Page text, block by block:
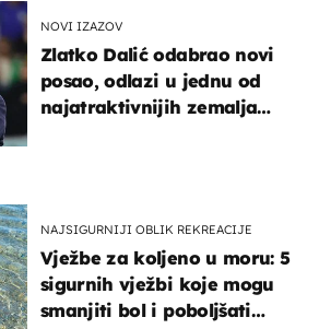
NAJSIGURNIJI OBLIK REKREACIJE
Vježbe za koljeno u moru: 5
sigurnih vježbi koje mogu
smanjiti bol i poboljšati
NOVI IZAZOV
Zlatko Dalić odabrao novi
posao, odlazi u jednu od
najatraktivnijih zemalja